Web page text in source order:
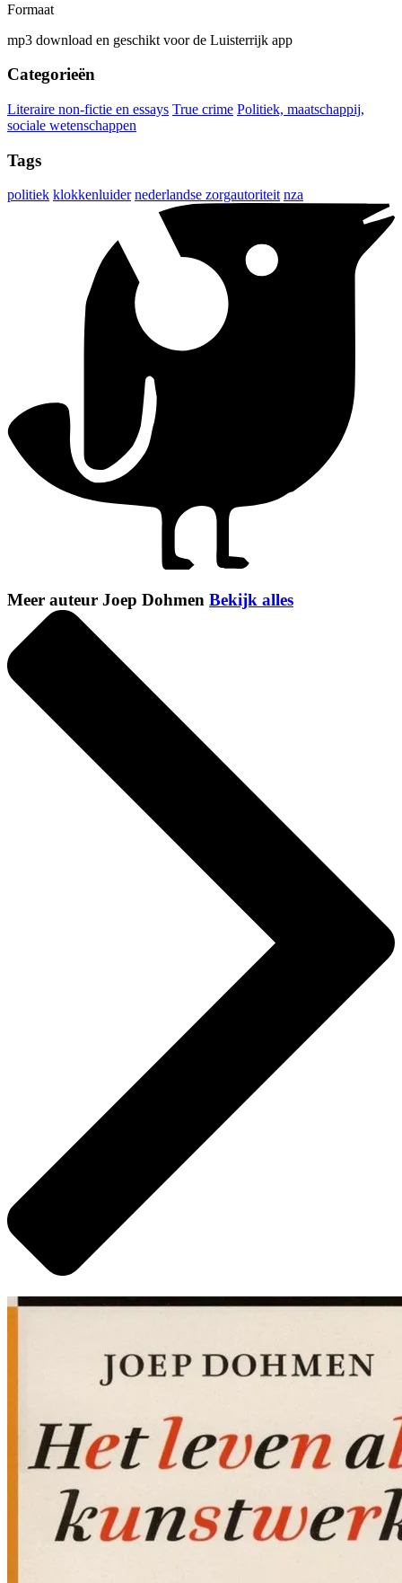
Formaat
mp3 download en geschikt voor de Luisterrijk app
Categorieën
Literaire non-fictie en essays True crime Politiek, maatschappij,
sociale wetenschappen
Tags
politiek klokkenluider nederlandse zorgautoriteit nza
Meer auteur Joep Dohmen Bekijk alles